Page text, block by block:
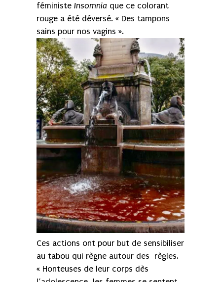
féministe Insomnia que ce colorant
rouge a été déversé. « Des tampons
sains pour nos vagins ».
Ces actions ont pour but de sensibiliser
au tabou qui règne autour des règles.
« Honteuses de leur corps dès